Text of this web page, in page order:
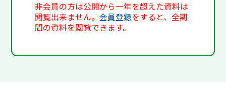
非会員の方は公開から一年を超えた資料は
閲覧出来ません。会員登録をすると、全期
間の資料を閲覧できます。